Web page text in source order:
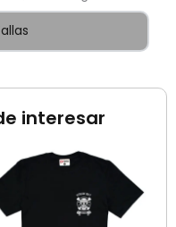
interesar